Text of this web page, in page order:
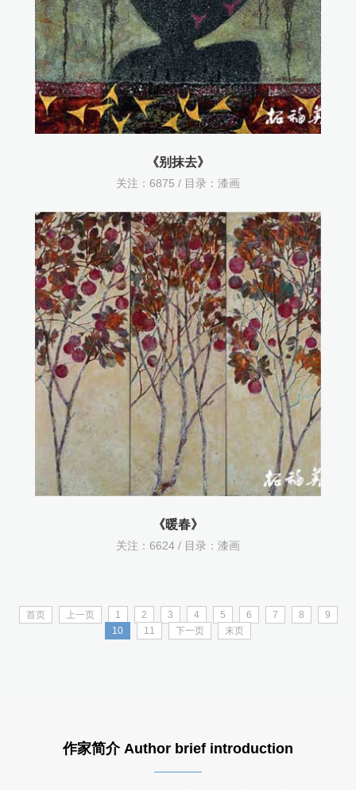
《别抹去》
关注： 6875 / 目录： 漆画
《暖春》
关注： 6624 / 目录： 漆画
首页 上一页 1 2 3 4 5 6 7 8
9
10
11 下一页 末页
作家简介 Author brief introduction